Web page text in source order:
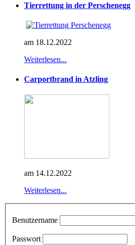
Tierrettung in der Perschenegg
am 18.12.2022
Weiterlesen...
Carportbrand in Atzling
am 14.12.2022
Weiterlesen...
Benutzername
Passwort